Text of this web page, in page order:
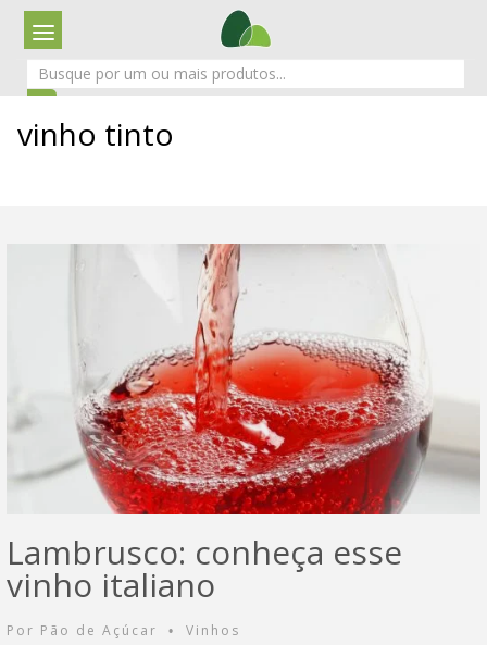
vinho tinto
Lambrusco: conheça esse
vinho italiano
Por Pão de Açúcar • Vinhos